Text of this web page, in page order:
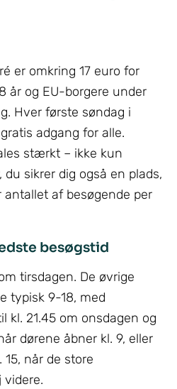
er omkring 17 euro for
år og EU-borgere under
Hver første søndag i
adgang for alle.
stærkt – ikke kun
sikrer dig også en plads,
af besøgende per
besøgstid
tirsdagen. De øvrige
typisk 9-18, med
21.45 om onsdagen og
dørene åbner kl. 9, eller
når de store
videre.